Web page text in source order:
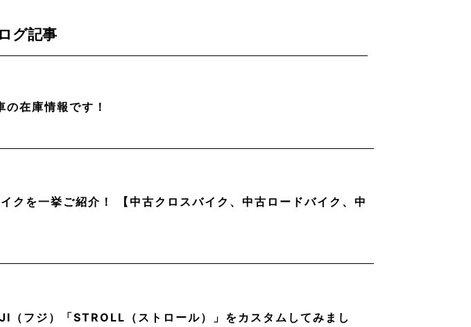
グ記事
の在庫情報です！
クを一挙ご紹介！ 【中古クロスバイク、中古ロードバイク、中
（フジ）「STROLL（ストロール）」をカスタムしてみまし